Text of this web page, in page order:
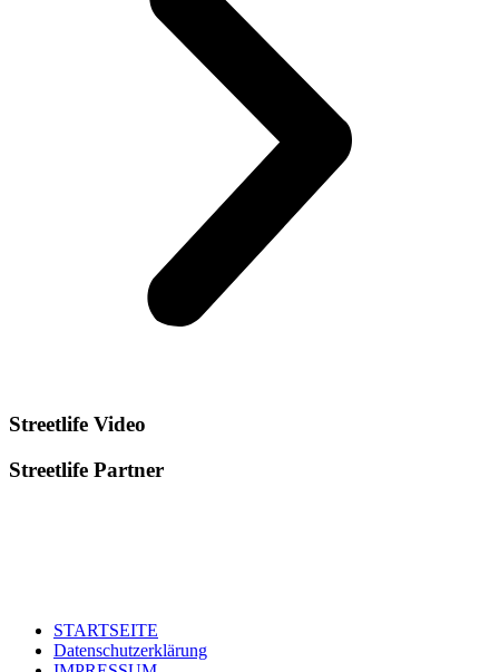
Streetlife Video
Streetlife Partner
STARTSEITE
Datenschutzerklärung